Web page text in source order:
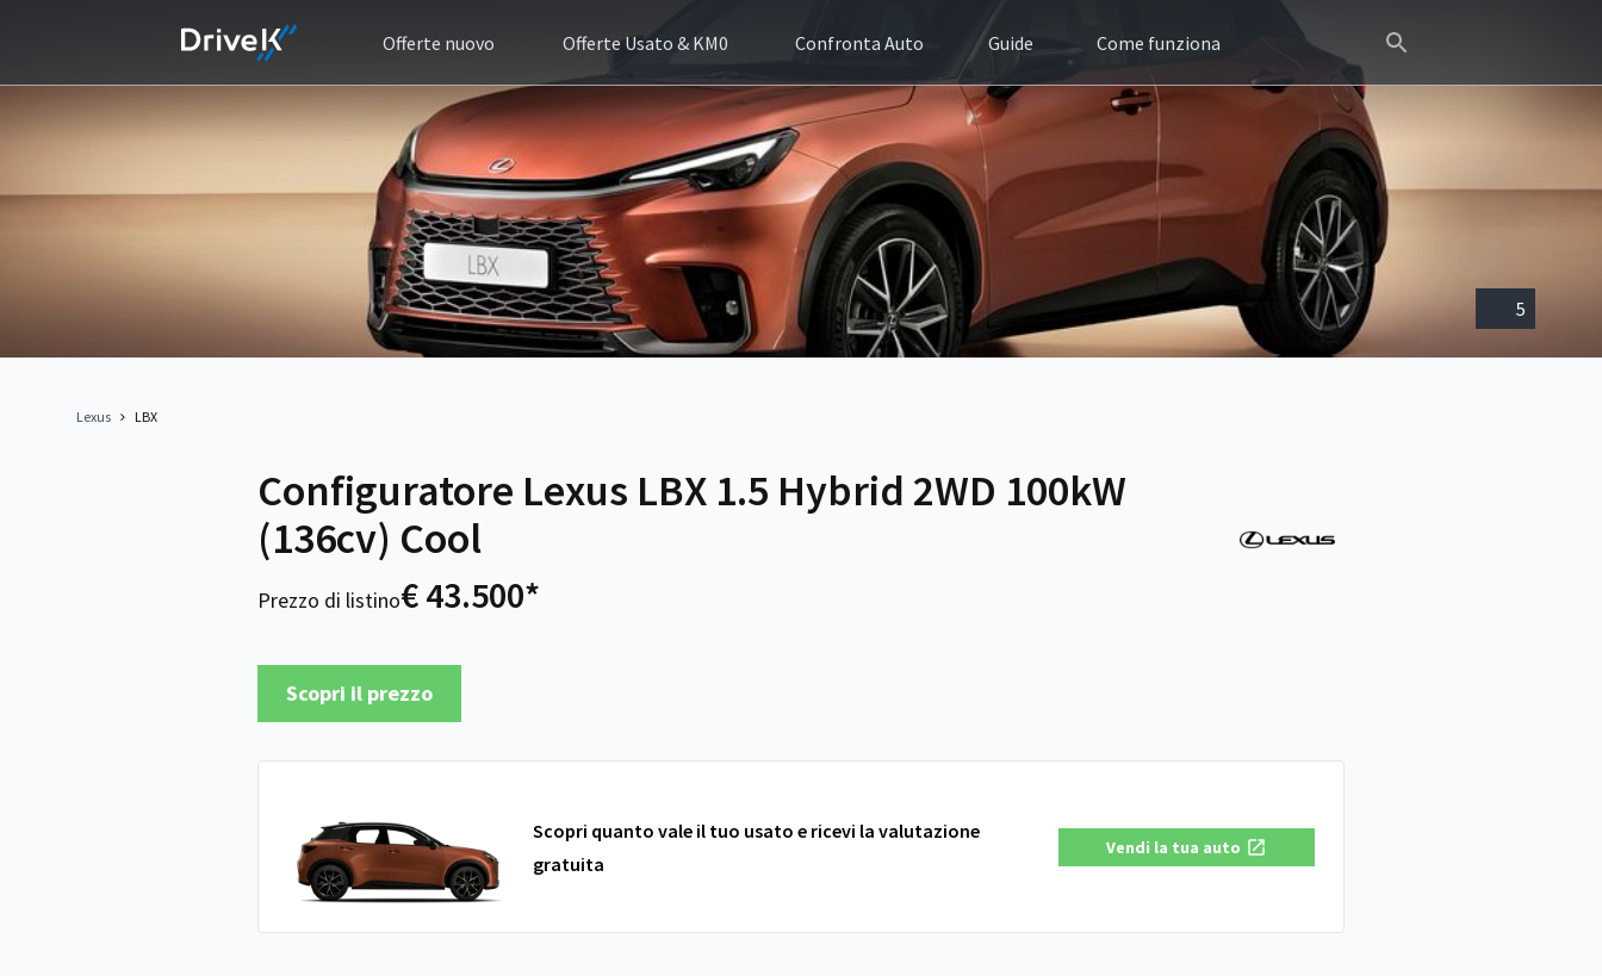
Offerte nuovo Offerte Usato & KM0 Confronta Auto Guide Come funziona
5
Lexus LBX
Configuratore Lexus LBX 1.5 Hybrid 2WD 100kW
(136cv) Cool
Prezzo di listino€ 43.500*
Scopri il prezzo
Scopri quanto vale il tuo usato e ricevi la valutazione
gratuita
Vendi la tua auto